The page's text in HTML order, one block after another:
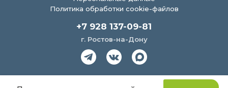
Политика обработки cookie-файлов
+7 928 137-09-81
г. Ростов-на-Дону